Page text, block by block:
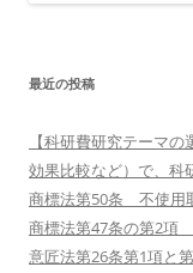
最近の投稿
【科研費研究テーマ
効果比較など）で、科
商標法第50条 不使用
商標法第47条の第2項
意匠法第26条第1項と